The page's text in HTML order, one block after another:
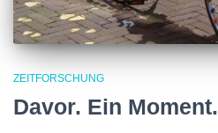
ZEITFORSCHUNG
Davor. Ein Moment.